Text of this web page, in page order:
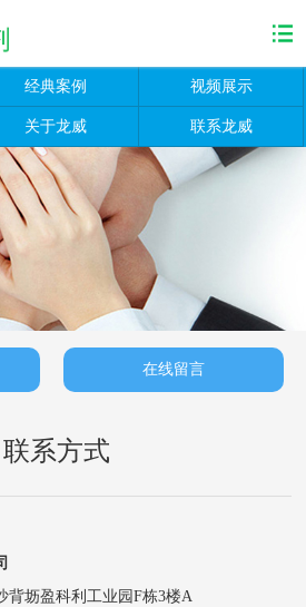
经典案例 视频展示
关于龙威 联系龙威
在线留言
联系方式
背坜盈科利工业园F栋3楼A